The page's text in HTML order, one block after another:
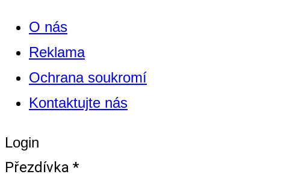
O nás
Reklama
Ochrana soukromí
Kontaktujte nás
Login
Přezdívka *